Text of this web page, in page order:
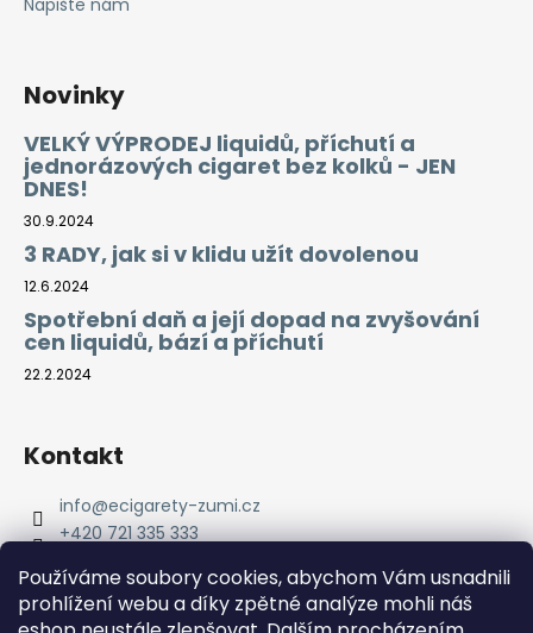
Používáme soubory cookies, abychom Vám usnadnili
prohlížení webu a díky zpětné analýze mohli náš
Napište nám
Novinky
VELKÝ VÝPRODEJ liquidů, příchutí a
jednorázových cigaret bez kolků - JEN
DNES!
30.9.2024
3 RADY, jak si v klidu užít dovolenou
12.6.2024
Spotřební daň a její dopad na zvyšování
cen liquidů, bází a příchutí
22.2.2024
Kontakt
info@ecigarety-zumi.cz
+420 721 335 333